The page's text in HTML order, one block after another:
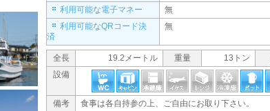
利用可能な電子マネー
無
利用可能なQRコード決
済
無
全長 19.2メートル 重量 13トン
設備
備考 食事は各自持参の上、ご自由にお取り下さい。